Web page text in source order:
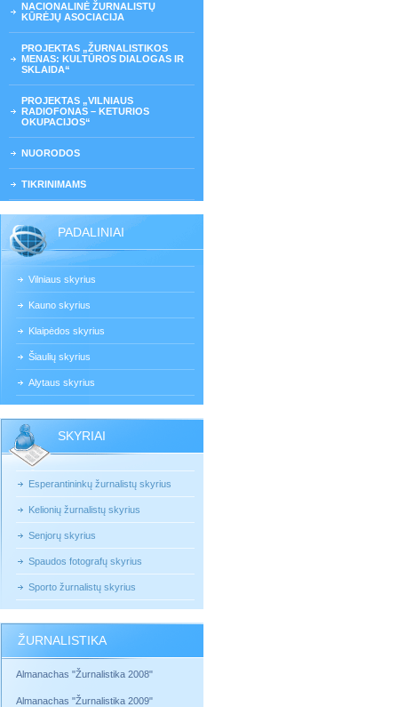
NACIONALINĖ ŽURNALISTŲ
KŪRĖJŲ ASOCIACIJA
PROJEKTAS „ŽURNALISTIKOS
MENAS: KULTŪROS DIALOGAS IR
SKLAIDA“
PROJEKTAS „VILNIAUS
RADIOFONAS – KETURIOS
OKUPACIJOS“
NUORODOS
TIKRINIMAMS
PADALINIAI
Vilniaus skyrius
Kauno skyrius
Klaipėdos skyrius
Šiaulių skyrius
Alytaus skyrius
SKYRIAI
Esperantininkų žurnalistų skyrius
Kelionių žurnalistų skyrius
Senjorų skyrius
Spaudos fotografų skyrius
Sporto žurnalistų skyrius
ŽURNALISTIKA
Almanachas "Žurnalistika 2008"
Almanachas "Žurnalistika 2009"